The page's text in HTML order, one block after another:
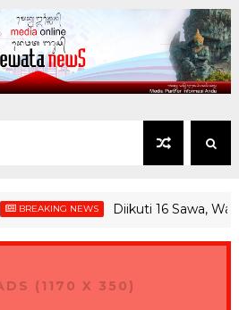
NEWS Diikuti 16 Sawa, Wagub
(1170 X 350)